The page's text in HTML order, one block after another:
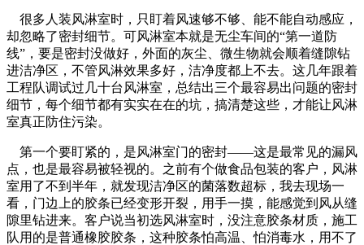
很多人装风淋室时，只盯着风速够不够、能不能自动感应，
却忽略了密封细节。可风淋室本就是无尘车间的“第一道防
线”，要是密封没做好，外面的灰尘、微生物就会顺着缝隙钻
进洁净区，不管风淋效果多好，洁净度都上不去。这几年跟着
工程队调试过几十台风淋室，总结出三个最容易出问题的密封
细节，每个细节都有实实在在的坑，搞清楚这些，才能让风淋
室真正防住污染。
第一个要盯紧的，是风淋室门的密封——这是最常见的漏风
点，也是最容易被轻视的。之前有个做食品包装的客户，风淋
室用了不到半年，就发现洁净区的菌落数超标，我去现场一
看，门边上的胶条已经变形开裂，用手一摸，能感觉到风从缝
隙里钻进来。客户说当初选风淋室时，没注意胶条材质，施工
队用的是普通橡胶胶条，这种胶条怕高温、怕消毒水，用不了